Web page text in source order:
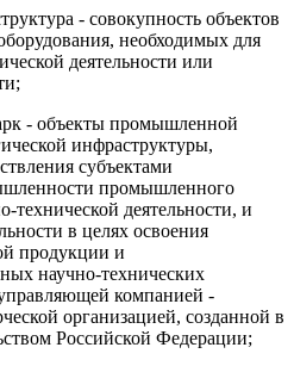
- совокупность объектов
необходимых для
деятельности или
- объекты промышленной
инфраструктуры,
субъектами
промышленного
технической деятельности, и
в целях освоения
продукции и
научно-технических
компанией -
организацией, созданной в
Российской Федерации;